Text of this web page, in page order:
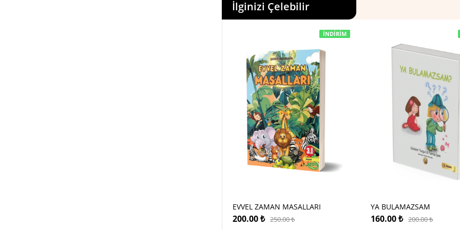
İlginizi Çelebilir
İNDIRIM
EVVEL ZAMAN MASALLARI
250.00₺
200.00₺
YA BULAMAZSAM
200.00₺
160.00₺